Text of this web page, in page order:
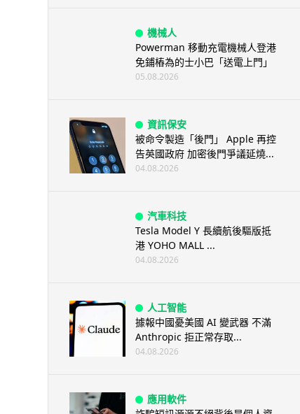
機械人
Powerman 移動充電機械人登港
免鋪樁為的士小巴「送電上門」
05.08.2026
資訊保安
被命令製造「後門」 Apple 再控
告英國政府 加密後門爭議延燒...
04.08.2026
汽車科技
Tesla Model Y 長續航後驅版抵
港 YOHO MALL ...
04.08.2026
人工智能
據報中國憂美國 AI 變武器 不滿
Anthropic 拒正常存取...
04.08.2026
應用軟件